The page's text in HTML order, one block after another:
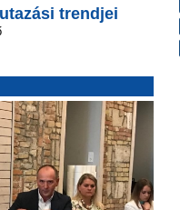
trendjei